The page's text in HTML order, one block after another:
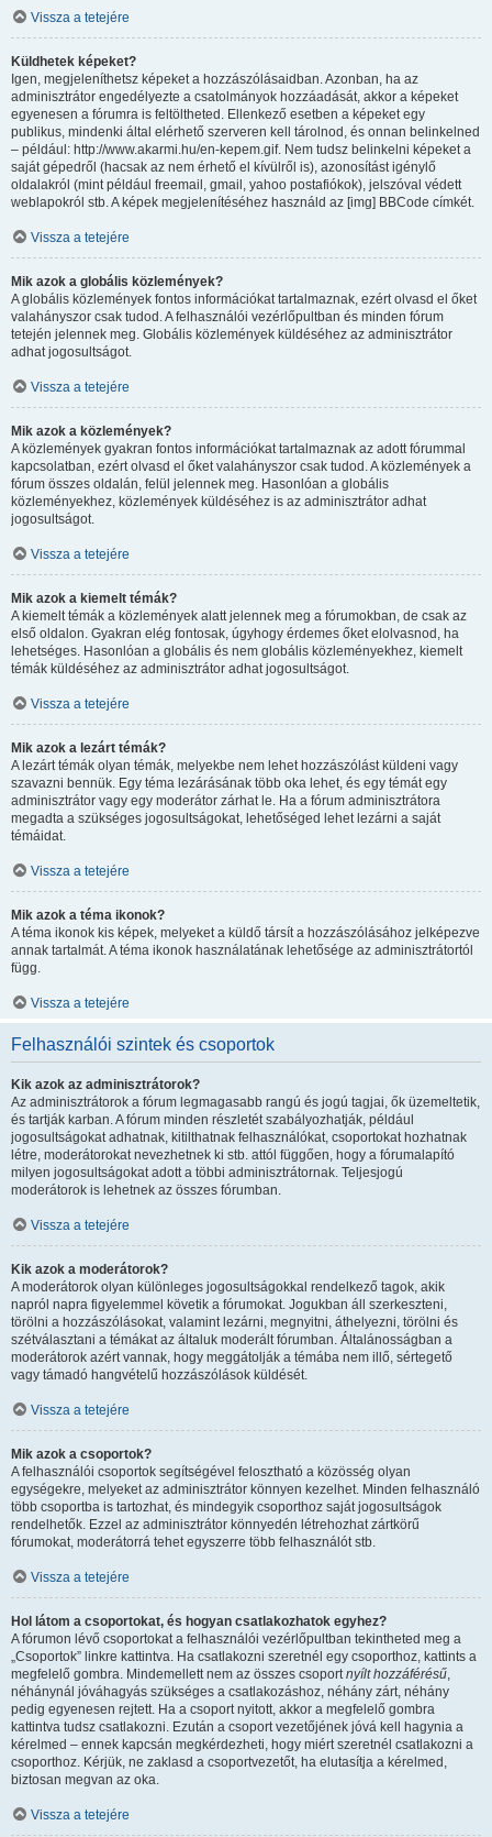
Vissza a tetejére
Küldhetek képeket?
Igen, megjeleníthetsz képeket a hozzászólásaidban. Azonban, ha az
adminisztrátor engedélyezte a csatolmányok hozzáadását, akkor a képeket
egyenesen a fórumra is feltöltheted. Ellenkező esetben a képeket egy
publikus, mindenki által elérhető szerveren kell tárolnod, és onnan belinkelned
– például: http://www.akarmi.hu/en-kepem.gif. Nem tudsz belinkelni képeket a
saját gépedről (hacsak az nem érhető el kívülről is), azonosítást igénylő
oldalakról (mint például freemail, gmail, yahoo postafiókok), jelszóval védett
weblapokról stb. A képek megjelenítéséhez használd az [img] BBCode címkét.
Vissza a tetejére
Mik azok a globális közlemények?
A globális közlemények fontos információkat tartalmaznak, ezért olvasd el őket
valahányszor csak tudod. A felhasználói vezérlőpultban és minden fórum
tetején jelennek meg. Globális közlemények küldéséhez az adminisztrátor
adhat jogosultságot.
Vissza a tetejére
Mik azok a közlemények?
A közlemények gyakran fontos információkat tartalmaznak az adott fórummal
kapcsolatban, ezért olvasd el őket valahányszor csak tudod. A közlemények a
fórum összes oldalán, felül jelennek meg. Hasonlóan a globális
közleményekhez, közlemények küldéséhez is az adminisztrátor adhat
jogosultságot.
Vissza a tetejére
Mik azok a kiemelt témák?
A kiemelt témák a közlemények alatt jelennek meg a fórumokban, de csak az
első oldalon. Gyakran elég fontosak, úgyhogy érdemes őket elolvasnod, ha
lehetséges. Hasonlóan a globális és nem globális közleményekhez, kiemelt
témák küldéséhez az adminisztrátor adhat jogosultságot.
Vissza a tetejére
Mik azok a lezárt témák?
A lezárt témák olyan témák, melyekbe nem lehet hozzászólást küldeni vagy
szavazni bennük. Egy téma lezárásának több oka lehet, és egy témát egy
adminisztrátor vagy egy moderátor zárhat le. Ha a fórum adminisztrátora
megadta a szükséges jogosultságokat, lehetőséged lehet lezárni a saját
témáidat.
Vissza a tetejére
Mik azok a téma ikonok?
A téma ikonok kis képek, melyeket a küldő társít a hozzászólásához jelképezve
annak tartalmát. A téma ikonok használatának lehetősége az adminisztrátortól
függ.
Vissza a tetejére
Felhasználói szintek és csoportok
Kik azok az adminisztrátorok?
Az adminisztrátorok a fórum legmagasabb rangú és jogú tagjai, ők üzemeltetik,
és tartják karban. A fórum minden részletét szabályozhatják, például
jogosultságokat adhatnak, kitilthatnak felhasználókat, csoportokat hozhatnak
létre, moderátorokat nevezhetnek ki stb. attól függően, hogy a fórumalapító
milyen jogosultságokat adott a többi adminisztrátornak. Teljesjogú
moderátorok is lehetnek az összes fórumban.
Vissza a tetejére
Kik azok a moderátorok?
A moderátorok olyan különleges jogosultságokkal rendelkező tagok, akik
napról napra figyelemmel követik a fórumokat. Jogukban áll szerkeszteni,
törölni a hozzászólásokat, valamint lezárni, megnyitni, áthelyezni, törölni és
szétválasztani a témákat az általuk moderált fórumban. Általánosságban a
moderátorok azért vannak, hogy meggátolják a témába nem illő, sértegető
vagy támadó hangvételű hozzászólások küldését.
Vissza a tetejére
Mik azok a csoportok?
A felhasználói csoportok segítségével felosztható a közösség olyan
egységekre, melyeket az adminisztrátor könnyen kezelhet. Minden felhasználó
több csoportba is tartozhat, és mindegyik csoporthoz saját jogosultságok
rendelhetők. Ezzel az adminisztrátor könnyedén létrehozhat zártkörű
fórumokat, moderátorrá tehet egyszerre több felhasználót stb.
Vissza a tetejére
Hol látom a csoportokat, és hogyan csatlakozhatok egyhez?
A fórumon lévő csoportokat a felhasználói vezérlőpultban tekintheted meg a
„Csoportok” linkre kattintva. Ha csatlakozni szeretnél egy csoporthoz, kattints a
megfelelő gombra. Mindemellett nem az összes csoportnyílt hozzáférésű,
néhánynál jóváhagyás szükséges a csatlakozáshoz, néhány zárt, néhány
pedig egyenesen rejtett. Ha a csoport nyitott, akkor a megfelelő gombra
kattintva tudsz csatlakozni. Ezután a csoport vezetőjének jóvá kell hagynia a
kérelmed – ennek kapcsán megkérdezheti, hogy miért szeretnél csatlakozni a
csoporthoz. Kérjük, ne zaklasd a csoportvezetőt, ha elutasítja a kérelmed,
biztosan megvan az oka.
Vissza a tetejére